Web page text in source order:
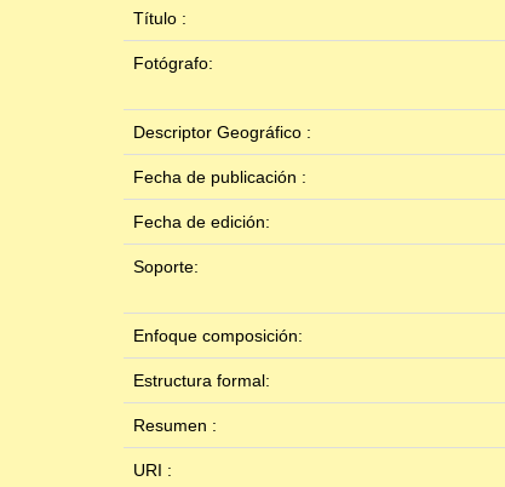
Título :
Fotógrafo:
Descriptor Geográfico :
Fecha de publicación :
Fecha de edición:
Soporte:
Enfoque composición:
Estructura formal:
Resumen :
URI :